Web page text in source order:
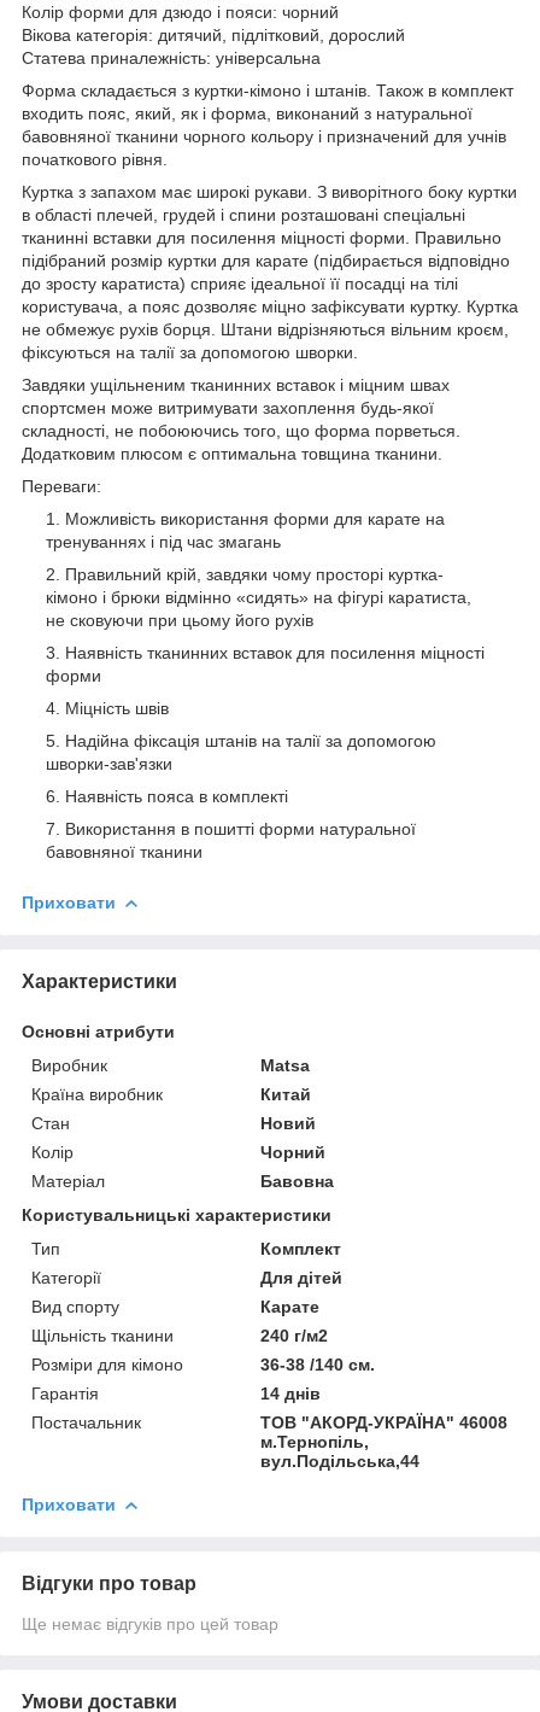
Колір форми для дзюдо і пояси: чорний
Вікова категорія: дитячий, підлітковий, дорослий
Статева приналежність: універсальна
Форма складається з куртки-кімоно і штанів. Також в комплект
входить пояс, який, як і форма, виконаний з натуральної
бавовняної тканини чорного кольору і призначений для учнів
початкового рівня.
Куртка з запахом має широкі рукави. З виворітного боку куртки
в області плечей, грудей і спини розташовані спеціальні
тканинні вставки для посилення міцності форми. Правильно
підібраний розмір куртки для карате (підбирається відповідно
до зросту каратиста) сприяє ідеальної її посадці на тілі
користувача, а пояс дозволяє міцно зафіксувати куртку. Куртка
не обмежує рухів борця. Штани відрізняються вільним кроєм,
фіксуються на талії за допомогою шворки.
Завдяки ущільненим тканинних вставок і міцним швах
спортсмен може витримувати захоплення будь-якої
складності, не побоюючись того, що форма порветься.
Додатковим плюсом є оптимальна товщина тканини.
Переваги:
Можливість використання форми для карате на
тренуваннях і під час змагань
Правильний крій, завдяки чому просторі куртка-
кімоно і брюки відмінно «сидять» на фігурі каратиста,
не сковуючи при цьому його рухів
Наявність тканинних вставок для посилення міцності
форми
Міцність швів
Надійна фіксація штанів на талії за допомогою
шворки-зав'язки
Наявність пояса в комплекті
Використання в пошитті форми натуральної
бавовняної тканини
Приховати
Характеристики
Основні атрибути
Виробник
Matsa
Країна виробник
Китай
Стан
Новий
Колір
Чорний
Матеріал
Бавовна
Користувальницькі характеристики
Тип
Комплект
Категорії
Для дітей
Вид спорту
Карате
Щільність тканини
240 г/м2
Розміри для кімоно
36-38 /140 см.
Гарантія
14 днів
Постачальник
ТОВ "АКОРД-УКРАЇНА" 46008
м.Тернопіль,
вул.Подільська,44
Приховати
Відгуки про товар
Ще немає відгуків про цей товар
Умови доставки